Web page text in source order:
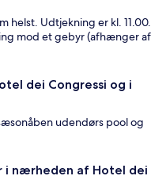
helst. Udtjekning er kl. 11.00.
mod et gebyr (afhænger af
dei Congressi og i
udendørs pool og
i nærheden af Hotel dei